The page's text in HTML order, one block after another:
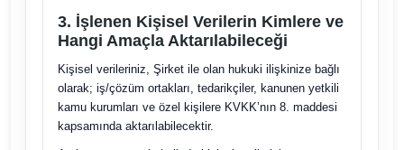
3. İşlenen Kişisel Verilerin Kimlere ve
Hangi Amaçla Aktarılabileceği
Kişisel verileriniz, Şirket ile olan hukuki ilişkinize bağlı
olarak; iş/çözüm ortakları, tedarikçiler, kanunen yetkili
kamu kurumları ve özel kişilere KVKK’nın 8. maddesi
kapsamında aktarılabilecektir.